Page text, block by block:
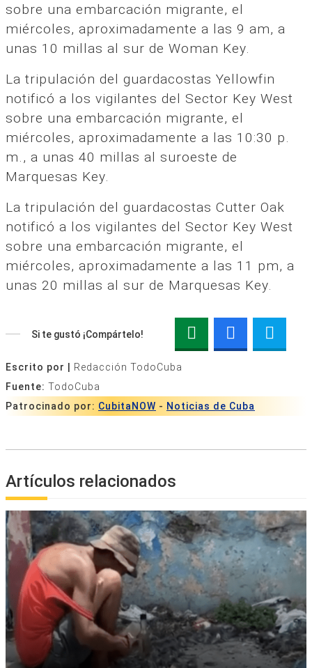
sobre una embarcación migrante, el
miércoles, aproximadamente a las 9 am, a
unas 10 millas al sur de Woman Key.
La tripulación del guardacostas Yellowfin
notificó a los vigilantes del Sector Key West
sobre una embarcación migrante, el
miércoles, aproximadamente a las 10:30 p.
m., a unas 40 millas al suroeste de
Marquesas Key.
La tripulación del guardacostas Cutter Oak
notificó a los vigilantes del Sector Key West
sobre una embarcación migrante, el
miércoles, aproximadamente a las 11 pm, a
unas 20 millas al sur de Marquesas Key.
Si te gustó ¡Compártelo!
Escrito por |
Redacción TodoCuba
Fuente: TodoCuba
Patrocinado por: CubitaNOW - Noticias de Cuba
Artículos relacionados